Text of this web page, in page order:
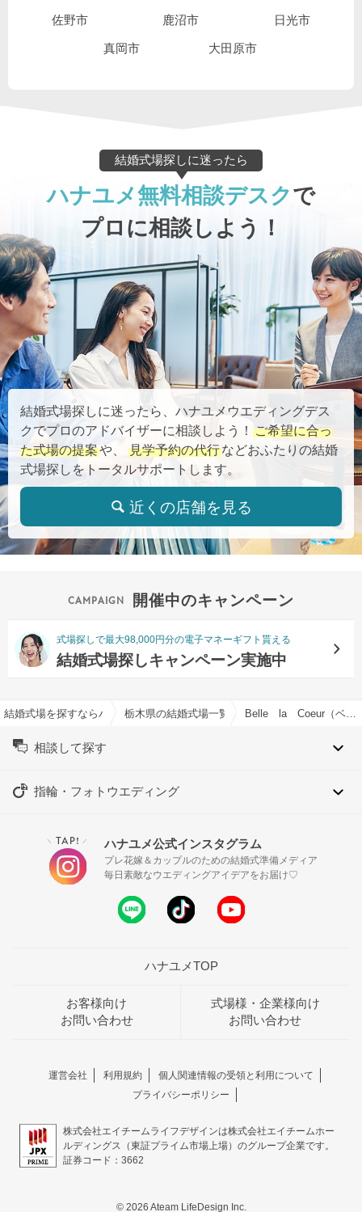
佐野市 鹿沼市 日光市
真岡市 大田原市
結婚式場探しに迷ったら
ハナユメ無料相談デスクで
プロに相談しよう！
結婚式場探しに迷ったら、ハナユメウエディングデス
クでプロのアドバイザーに相談しよう！ ご希望に合っ
た式場の提案や、 見学予約の代行などおふたりの結婚
式場探しをトータルサポートします。
近くの店舗を見る
開催中のキャンペーン
式場探しで最大98,000円分の電子マネーギフト貰える
結婚式場探しキャンペーン実施中
結婚式場を探すならハナユメ栃木県の結婚式場一覧 Belle la Coeur（ベル ラ クール）で結婚式
相談して探す
指輪・フォトウエディング
＼ TAP! ／ ハナユメ公式インスタグラム
プレ花嫁＆カップルのための結婚式準備メディア
毎日素敵なウエディングアイデアをお届け♡
ハナユメTOP
お客様向け
お問い合わせ
式場様・企業様向け
お問い合わせ
運営会社 利用規約
個人関連情報の受領と利用について
プライバシーポリシー
株式会社エイチームライフデザインは株式会社エイチームホー
ルディングス（東証プライム市場上場）のグループ企業です。
証券コード：3662
© 2026 Ateam LifeDesign Inc.